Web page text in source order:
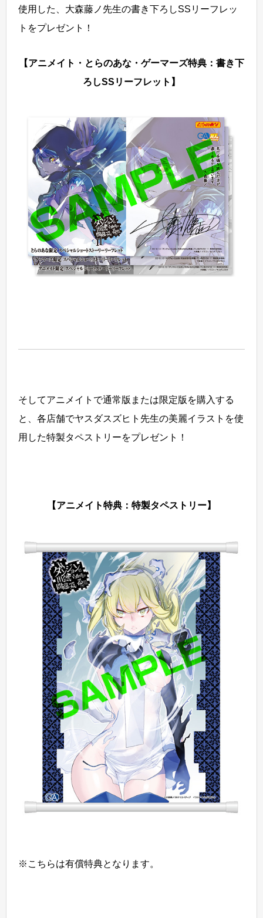
使用した、大森藤ノ先生の書き下ろしSSリーフレッ
トをプレゼント！
【アニメイト・とらのあな・ゲーマーズ特典：書き下
ろしSSリーフレット】
そしてアニメイトで通常版または限定版を購入する
と、各店舗でヤスダスズヒト先生の美麗イラストを使
用した特製タペストリーをプレゼント！
【アニメイト特典：特製タペストリー】
※こちらは有償特典となります。